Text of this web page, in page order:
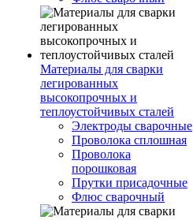
Материалы для сварки
легированных
высокопрочных и
теплоустойчивых сталей
Электроды сварочные
Проволока сплошная
Проволока
порошковая
Прутки присадочные
Флюс сварочный